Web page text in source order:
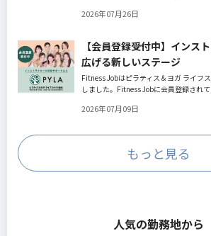
たパーソナルジム「ファントレイン」代
フィットネスクラブのキャンペーンや
する仕組みだろうか！？資金が底をつく
との絆を築き上げた秘訣とは？
2026年07月26日
【会員登録受付中】インス
広げる新しいステージ
Fitness Jobはピラティス＆ヨガ ライフ
しました。Fitness Jobに会員登録され
していきます。
2026年07月09日
もっと見る
人気の勤務地から